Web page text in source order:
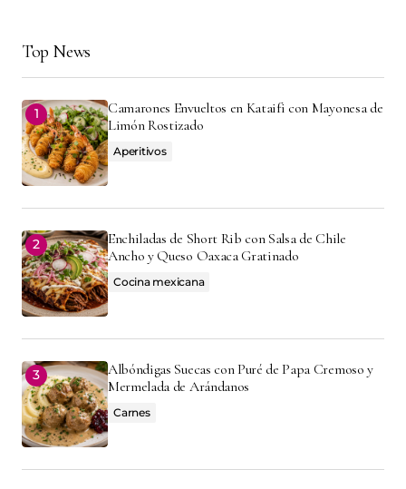
Top News
Camarones Envueltos en Kataifi con Mayonesa de
Limón Rostizado
Aperitivos
Enchiladas de Short Rib con Salsa de Chile
Ancho y Queso Oaxaca Gratinado
Cocina mexicana
Albóndigas Suecas con Puré de Papa Cremoso y
Mermelada de Arándanos
Carnes